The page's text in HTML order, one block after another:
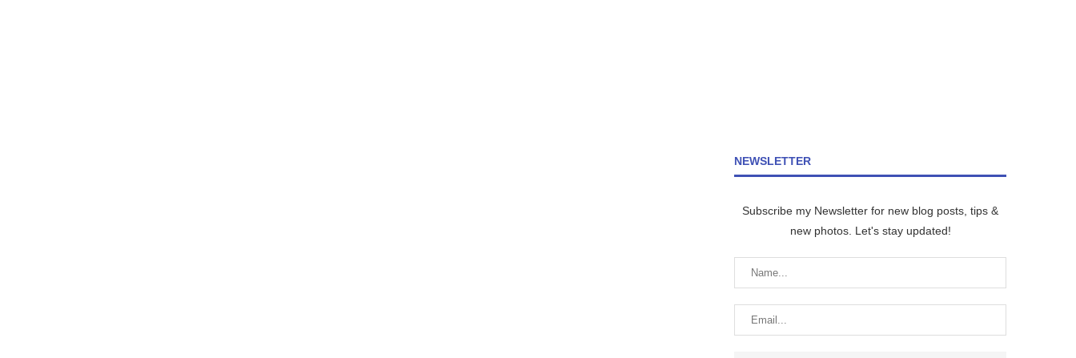
NEWSLETTER
Subscribe my Newsletter for new blog posts, tips &
new photos. Let's stay updated!